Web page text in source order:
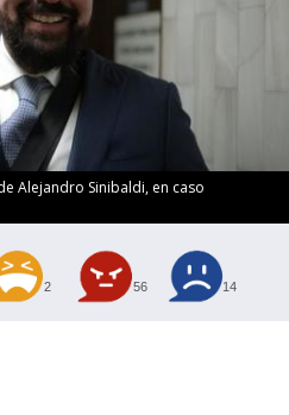
Alejandro Sinibaldi, en caso
2 56 14